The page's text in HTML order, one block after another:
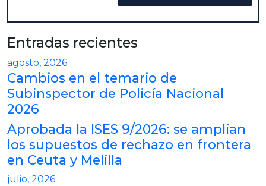
Entradas recientes
agosto, 2026
Cambios en el temario de
Subinspector de Policía Nacional
2026
Aprobada la ISES 9/2026: se amplían
los supuestos de rechazo en frontera
en Ceuta y Melilla
julio, 2026